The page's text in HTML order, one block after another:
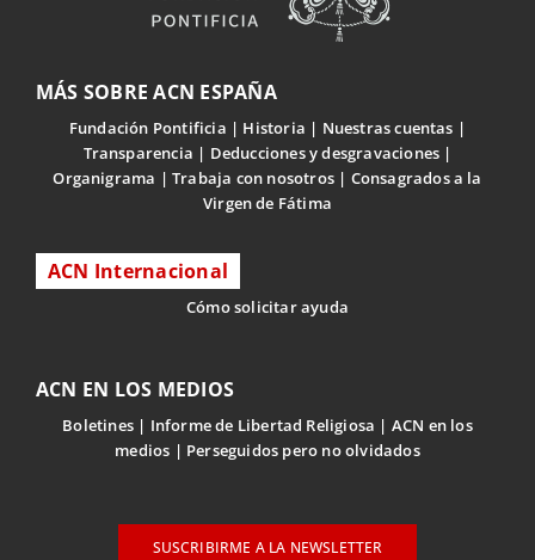
MÁS SOBRE ACN ESPAÑA
Fundación Pontificia Historia
Nuestras cuentas
Transparencia
Deducciones y desgravaciones
Organigrama
Trabaja con nosotros
Consagrados a la
Virgen de Fátima
ACN Internacional
Cómo solicitar ayuda
ACN EN LOS MEDIOS
Boletines Informe de Libertad Religiosa
ACN en los
medios
Perseguidos pero no olvidados
SUSCRIBIRME A LA NEWSLETTER